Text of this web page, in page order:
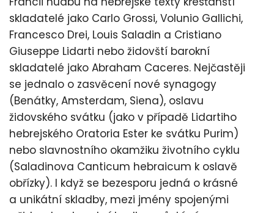
skladatelé jako Carlo Grossi, Volunio Gallichi,
Francesco Drei, Louis Saladin a Cristiano
Giuseppe Lidarti nebo židovští barokní
skladatelé jako Abraham Caceres. Nejčastěji
se jednalo o zasvěcení nové synagogy
(Benátky, Amsterdam, Siena), oslavu
židovského svátku (jako v případě Lidartiho
hebrejského Oratoria Ester ke svátku Purim)
nebo slavnostního okamžiku životního cyklu
(Saladinova Canticum hebraicum k oslavě
obřízky). I když se bezesporu jedná o krásné
a unikátní skladby, mezi jmény spojenými